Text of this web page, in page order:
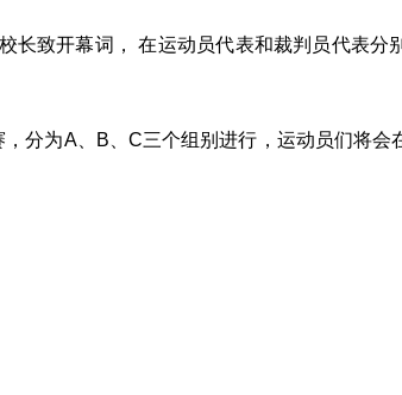
长致开幕词， 在运动员代表和裁判员代表分
分为A、B、C三个组别进行，运动员们将会